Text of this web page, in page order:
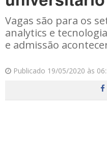
Vagas são para os
analytics e
e admissão
Publicado 19/05/2020 às